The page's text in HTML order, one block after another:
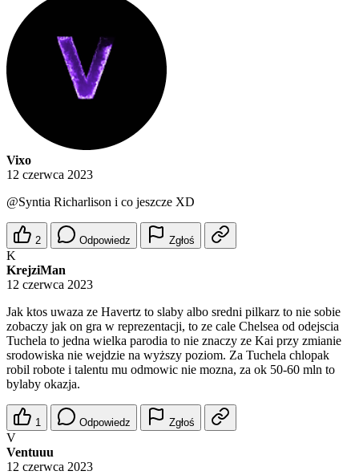
Vixo
12 czerwca 2023
@Syntia Richarlison i co jeszcze XD
2 Odpowiedz Zgłoś
K
KrejziMan
12 czerwca 2023
Jak ktos uwaza ze Havertz to slaby albo sredni pilkarz to nie sobie
zobaczy jak on gra w reprezentacji, to ze cale Chelsea od odejscia
Tuchela to jedna wielka parodia to nie znaczy ze Kai przy zmianie
srodowiska nie wejdzie na wyższy poziom. Za Tuchela chlopak
robil robote i talentu mu odmowic nie mozna, za ok 50-60 mln to
bylaby okazja.
1 Odpowiedz Zgłoś
V
Ventuuu
12 czerwca 2023